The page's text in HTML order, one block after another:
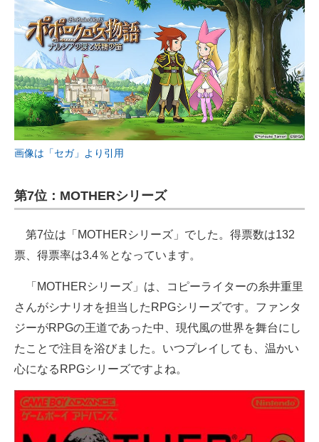
画像は「セガ」より引用
第7位：MOTHERシリーズ
第7位は「MOTHERシリーズ」でした。得票数は132
票、得票率は3.4％となっています。
「MOTHERシリーズ」は、コピーライターの糸井重里
さんがシナリオを担当したRPGシリーズです。ファンタ
ジーがRPGの王道であった中、現代風の世界を舞台にし
たことで注目を浴びました。いつプレイしても、温かい
心になるRPGシリーズですよね。